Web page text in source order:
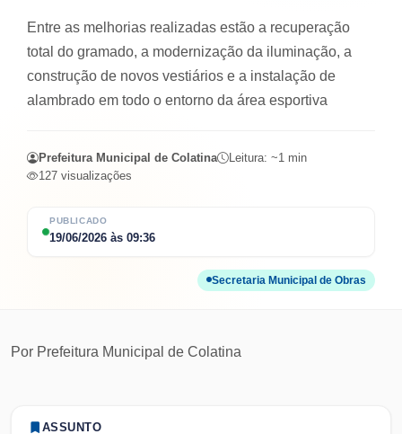
PUBLICADO
19/06/2026 às 09:36
Secretaria Municipal de Obras
Entre as melhorias realizadas estão a recuperação
total do gramado, a modernização da iluminação, a
construção de novos vestiários e a instalação de
alambrado em todo o entorno da área esportiva
Prefeitura Municipal de Colatina Leitura: ~1 min
127 visualizações
Por Prefeitura Municipal de Colatina
ASSUNTO